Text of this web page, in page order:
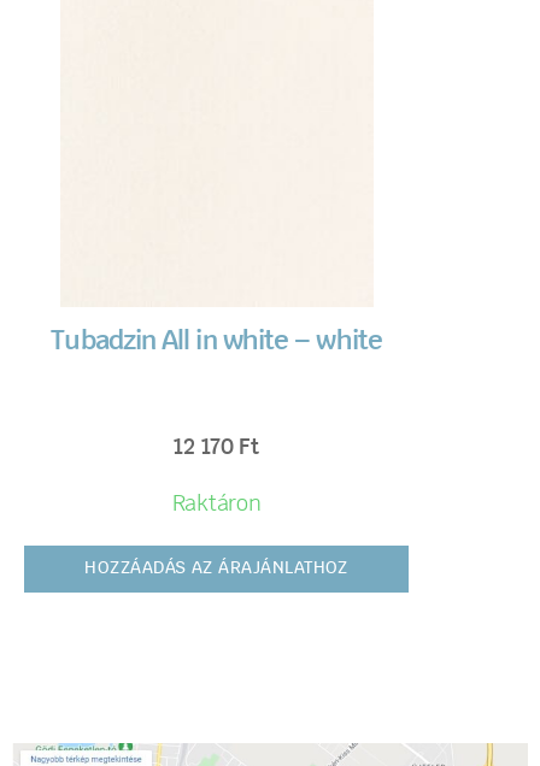
Tubadzin All in white – white
12 170 Ft
Raktáron
HOZZÁADÁS AZ ÁRAJÁNLATHOZ